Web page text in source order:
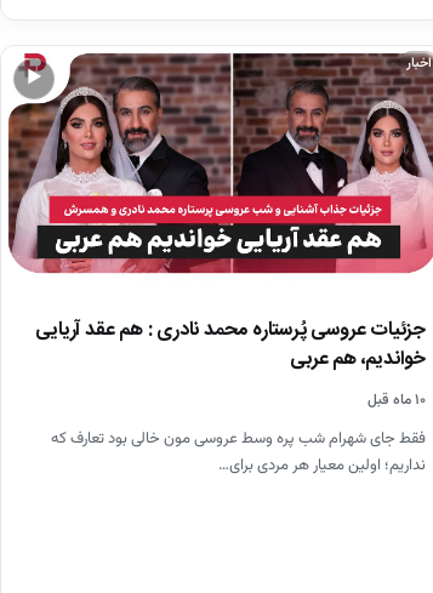
▶
اخبار
جزئیات عروسی پُرستاره محمد نادری : هم عقد آریایی
خواندیم، هم عربی
۱۰ ماه قبل
فقط جای شهرام شب پره وسط عروسی مون خالی بود تعارف که
نداریم؛ اولین معیار هر مردی برای…